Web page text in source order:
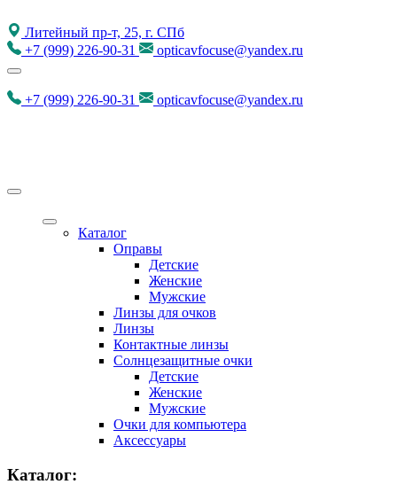
Литейный пр-т, 25, г. СПб
+7 (999) 226-90-31 opticavfocuse@yandex.ru
+7 (999) 226-90-31 opticavfocuse@yandex.ru
Каталог
Оправы
Детские
Женские
Мужские
Линзы для очков
Линзы
Контактные линзы
Солнцезащитные очки
Детские
Женские
Мужские
Очки для компьютера
Аксессуары
Каталог: